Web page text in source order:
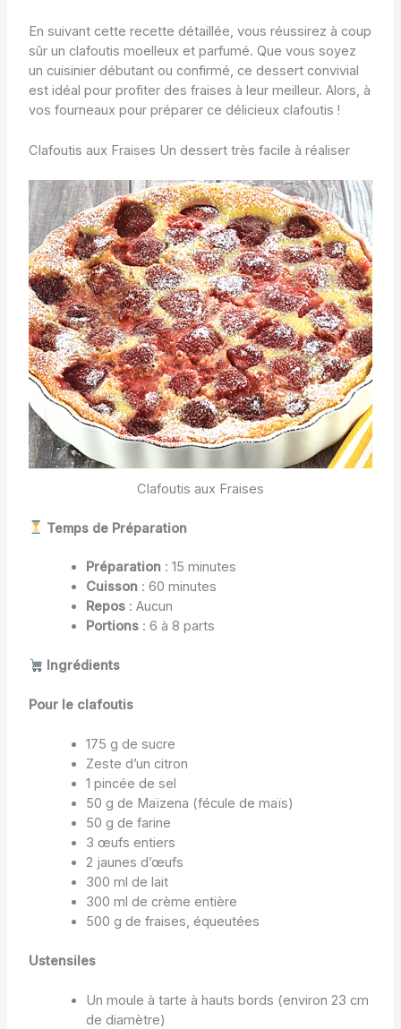
En suivant cette recette détaillée, vous réussirez à coup
sûr un clafoutis moelleux et parfumé. Que vous soyez
un cuisinier débutant ou confirmé, ce dessert convivial
est idéal pour profiter des fraises à leur meilleur. Alors, à
vos fourneaux pour préparer ce délicieux clafoutis !
Clafoutis aux Fraises Un dessert très facile à réaliser
Clafoutis aux Fraises
Temps de Préparation
Préparation: 15 minutes
Cuisson: 60 minutes
Repos: Aucun
Portions: 6 à 8 parts
Ingrédients
Pour le clafoutis
175 g de sucre
Zeste d’un citron
1 pincée de sel
50 g de Maïzena (fécule de maïs)
50 g de farine
3 œufs entiers
2 jaunes d’œufs
300 ml de lait
300 ml de crème entière
500 g de fraises, équeutées
Ustensiles
Un moule à tarte à hauts bords (environ 23 cm
de diamètre)